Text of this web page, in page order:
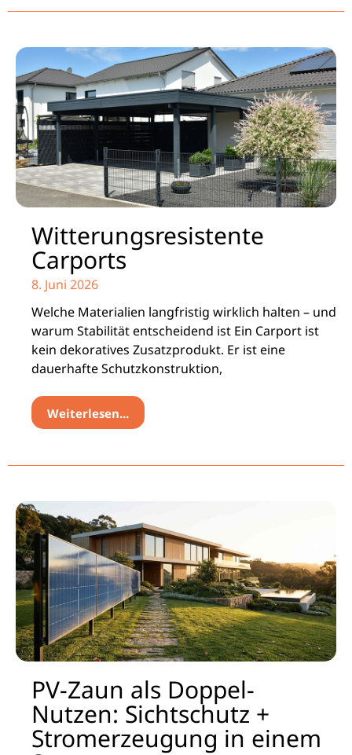
Witterungsresistente
Carports
8. Juni 2026
Welche Materialien langfristig wirklich halten – und
warum Stabilität entscheidend ist Ein Carport ist
kein dekoratives Zusatzprodukt. Er ist eine
dauerhafte Schutzkonstruktion,
Weiterlesen...
PV-Zaun als Doppel-
Nutzen: Sichtschutz +
Stromerzeugung in einem